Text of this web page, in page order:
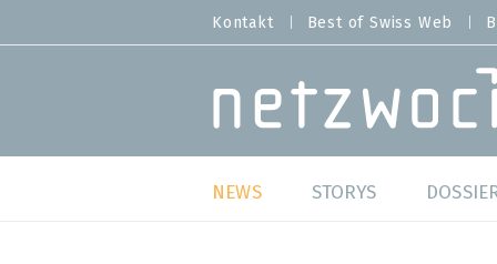
zum
MENU
Kontakt Best of Swiss Web
MAIN NAVIGATION
NEWS STORYS